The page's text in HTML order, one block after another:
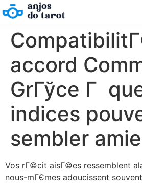
accord
GrГўce Г
indices
sembler
Vos rГ©cit aisГ©es ressemblent
nous-mГЄmes adoucissent